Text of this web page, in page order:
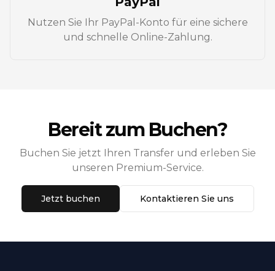
Nutzen Sie Ihr PayPal-Konto für eine sichere
und schnelle Online-Zahlung.
Bereit zum Buchen?
Buchen Sie jetzt Ihren Transfer und erleben Sie
unseren Premium-Service.
Jetzt buchen Kontaktieren Sie uns